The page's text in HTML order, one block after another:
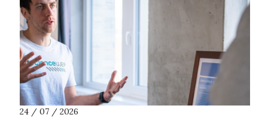
24 / 07 / 2026